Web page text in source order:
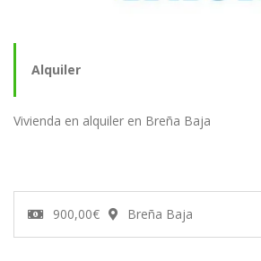
Alquiler
Vivienda en alquiler en Breña Baja
900,00€ Breña Baja